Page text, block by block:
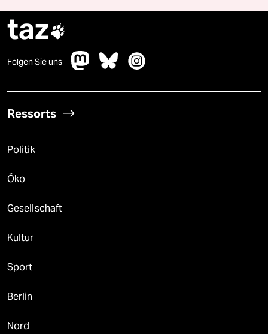
taz
Folgen Sie uns
Ressorts
Politik
Öko
Gesellschaft
Kultur
Sport
Berlin
Nord